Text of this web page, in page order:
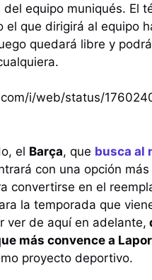
del equipo muniqués. El
el que dirigirá al equipo
quedará libre y podrá
i/web/status/
el Barça, que busca al
con una opción más
convertirse en el
la temporada que
ver de aquí en adelante,
más convence a
proyecto deportivo.